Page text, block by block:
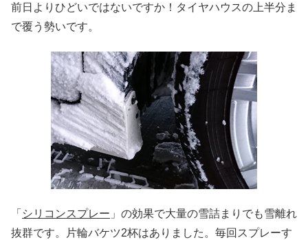
前日よりひどいではないですか！タイヤハウスの上半分ま
で覆う勢いです。
「 シリコンスプレー 」の効果で大量の雪詰まりでも雪離れ
抜群です。片輪バケツ2杯はありました。毎回スプレーす